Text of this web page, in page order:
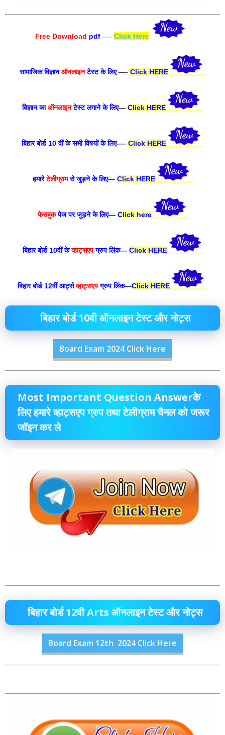
Free Download pdf—- Click Here
सामाजिक विज्ञानऑनलाइनटेस्ट के लिए—- Click HERE
विज्ञान काऑनलाइनटेस्ट लगाने के लिए— Click HERE
बिहार बोर्ड 10 वीं के सभी विषयों के लिए-— Click HERE
हमारेटेलीग्रामसे जुड़ने के लिए— Click HERE
फेसबुकपेज पर जुड़ने के लिए— Click here
बिहार बोर्ड 10वीं केव्हाट्सएपग्रुप लिंक— Click HERE
बिहार बोर्ड 12वीं आर्ट्सव्हाट्सएपग्रुप लिंक—Click HERE
बिहार बोर्ड 10वी ऑनलाइन टेस्ट और नोट्स
Board Exam 2024 Click Here
Most Important Question Answerके
लिए हमारे व्हाट्सएप ग्रुप तथा टेलीग्राम चैनल को जरूर
जॉइन कर ले
बिहार बोर्ड 12वी Arts ऑनलाइन टेस्ट और नोट्स
Board Exam 12th 2024 Click Here